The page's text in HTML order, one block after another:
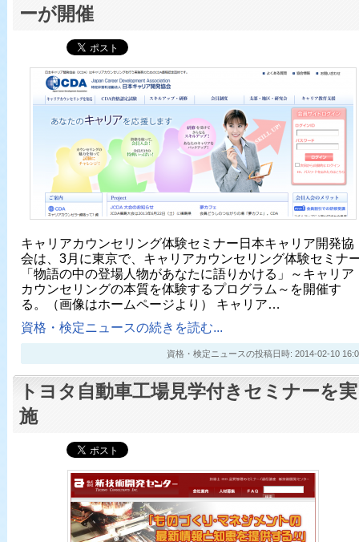
ーが開催
キャリアカウンセリング体験セミナー日本キャリア開発協
会は、3月に東京で、キャリアカウンセリング体験セミナ
「物語の中の登場人物があなたに語りかける」～キャリア
カウンセリングの本質を体験するプログラム～を開催す
る。（画像はホームページより） キャリア…
資格・検定ニュースの続きを読む...
資格・検定ニュースの投稿日時: 2014-02-10
トヨタ自動車工場見学付きセミナーを実
施